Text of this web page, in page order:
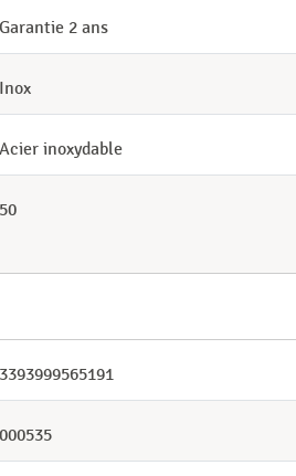
Garantie 2 ans
Inox
Acier inoxydable
50
3393999565191
000535